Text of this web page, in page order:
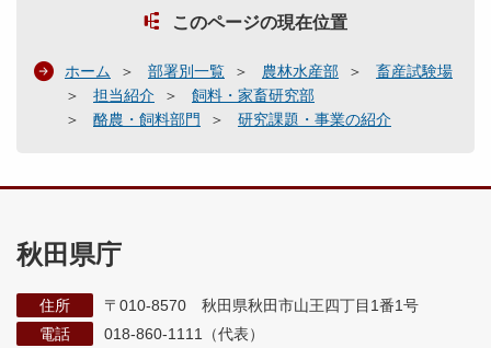
このページの現在位置
ホーム 部署別一覧 農林水産部
畜産試験場
担当紹介
飼料・家畜研究部
酪農・飼料部門
研究課題・事業の紹介
秋田県庁
住所
〒010-8570 秋田県秋田市山王四丁目1番1号
電話
018-860-1111（代表）